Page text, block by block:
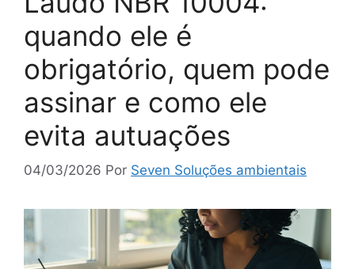
quando ele é
obrigatório, quem pode
assinar e como ele
evita autuações
04/03/2026 Por Seven Soluções ambientais